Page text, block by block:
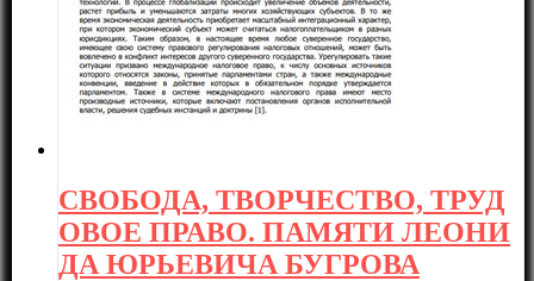
СВОБОДА, ТВОРЧЕСТВО, ТРУД
ОВОЕ ПРАВО. ПАМЯТИ ЛЕОНИ
ДА ЮРЬЕВИЧА БУГРОВА